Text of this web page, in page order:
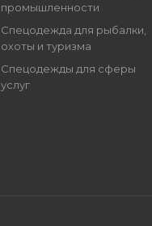
промышленности
Спецодежда для рыбалки,
охоты и туризма
Спецодежды для сферы
услуг